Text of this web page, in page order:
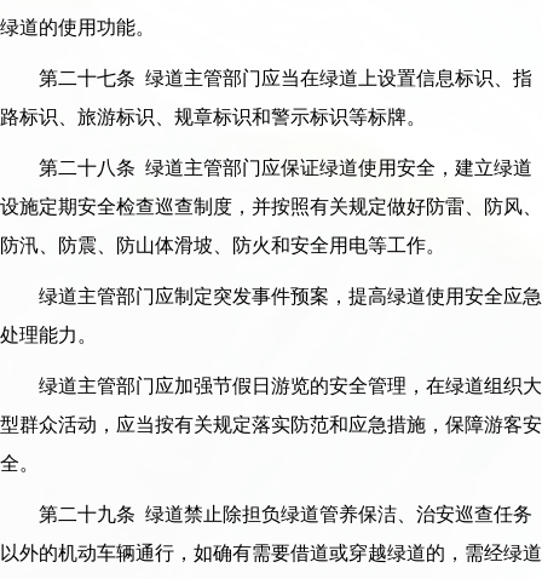
绿道的使用功能。
第二十七条 绿道主管部门应当在绿道上设置信息标识、指
路标识、旅游标识、规章标识和警示标识等标牌。
第二十八条 绿道主管部门应保证绿道使用安全，建立绿道
设施定期安全检查巡查制度，并按照有关规定做好防雷、防风、
防汛、防震、防山体滑坡、防火和安全用电等工作。
绿道主管部门应制定突发事件预案，提高绿道使用安全应急
处理能力。
绿道主管部门应加强节假日游览的安全管理，在绿道组织大
型群众活动，应当按有关规定落实防范和应急措施，保障游客安
全。
第二十九条 绿道禁止除担负绿道管养保洁、治安巡查任务
以外的机动车辆通行，如确有需要借道或穿越绿道的，需经绿道